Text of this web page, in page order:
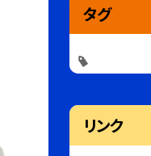
タグ
リンク